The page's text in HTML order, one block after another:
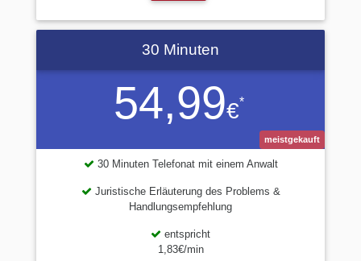
54,99€*
30 Minuten
meistgekauft
30 Minuten Telefonat mit einem Anwalt
Juristische Erläuterung des Problems &
Handlungsempfehlung
entspricht
1,83€/min